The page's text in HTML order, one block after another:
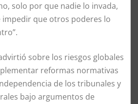
solo por que nadie lo invada,
que otros poderes lo
sobre los riesgos globales
reformas normativas
de los tribunales y
bajo argumentos de